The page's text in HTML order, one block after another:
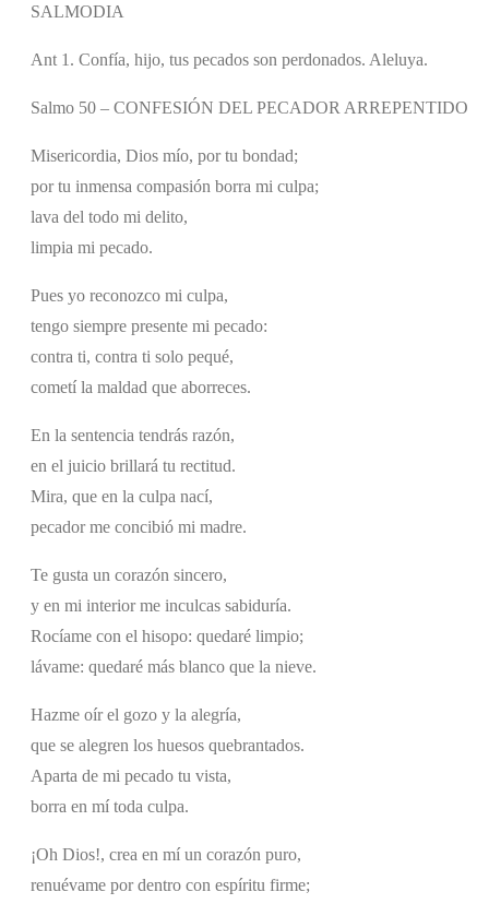
SALMODIA
Ant 1. Confía, hijo, tus pecados son perdonados. Aleluya.
Salmo 50 – CONFESIÓN DEL PECADOR ARREPENTIDO
Misericordia, Dios mío, por tu bondad;
por tu inmensa compasión borra mi culpa;
lava del todo mi delito,
limpia mi pecado.
Pues yo reconozco mi culpa,
tengo siempre presente mi pecado:
contra ti, contra ti solo pequé,
cometí la maldad que aborreces.
En la sentencia tendrás razón,
en el juicio brillará tu rectitud.
Mira, que en la culpa nací,
pecador me concibió mi madre.
Te gusta un corazón sincero,
y en mi interior me inculcas sabiduría.
Rocíame con el hisopo: quedaré limpio;
lávame: quedaré más blanco que la nieve.
Hazme oír el gozo y la alegría,
que se alegren los huesos quebrantados.
Aparta de mi pecado tu vista,
borra en mí toda culpa.
¡Oh Dios!, crea en mí un corazón puro,
renuévame por dentro con espíritu firme;